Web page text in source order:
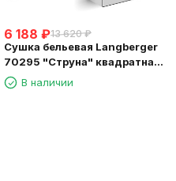
6 188 ₽13 620 ₽
Сушка бельевая Langberger
70295 "Струна" квадратная
длина 2,5м.
В наличии